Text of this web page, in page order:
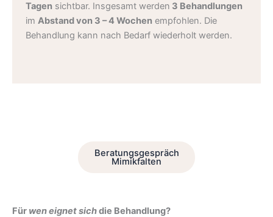
Tagen sichtbar. Insgesamt werden 3 Behandlungen
im Abstand von 3 – 4 Wochen empfohlen. Die
Behandlung kann nach Bedarf wiederholt werden.
Beratungsgespräch
Mimikfalten
Für wen eignet sichdie Behandlung?